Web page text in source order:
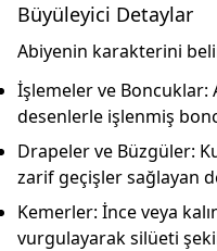
Büyüleyici Detaylar
Abiyenin karakterini
İşlemeler ve Boncuklar:
desenlerle işlenmiş
Drapeler ve Büzgüler:
zarif geçişler sağlayan
Kemerler: İnce veya
vurgulayarak silüeti